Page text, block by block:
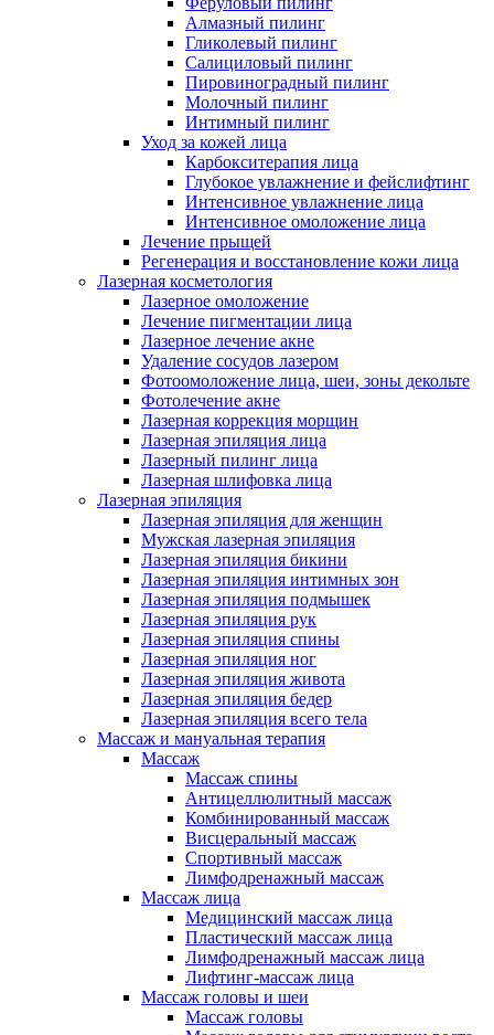
Алмазный пилинг
Гликолевый пилинг
Салициловый пилинг
Пировиноградный пилинг
Молочный пилинг
Интимный пилинг
Уход за кожей лица
Карбокситерапия лица
Глубокое увлажнение и фейслифтинг
Интенсивное увлажнение лица
Интенсивное омоложение лица
Лечение прыщей
Регенерация и восстановление кожи лица
Лазерная косметология
Лазерное омоложение
Лечение пигментации лица
Лазерное лечение акне
Удаление сосудов лазером
Фотоомоложение лица, шеи, зоны декольте
Фотолечение акне
Лазерная коррекция морщин
Лазерная эпиляция лица
Лазерный пилинг лица
Лазерная шлифовка лица
Лазерная эпиляция
Лазерная эпиляция для женщин
Мужская лазерная эпиляция
Лазерная эпиляция бикини
Лазерная эпиляция интимных зон
Лазерная эпиляция подмышек
Лазерная эпиляция рук
Лазерная эпиляция спины
Лазерная эпиляция ног
Лазерная эпиляция живота
Лазерная эпиляция бедер
Лазерная эпиляция всего тела
Массаж и мануальная терапия
Массаж
Массаж спины
Антицеллюлитный массаж
Комбинированный массаж
Висцеральный массаж
Спортивный массаж
Лимфодренажный массаж
Массаж лица
Медицинский массаж лица
Пластический массаж лица
Лимфодренажный массаж лица
Лифтинг-массаж лица
Массаж головы и шеи
Массаж головы